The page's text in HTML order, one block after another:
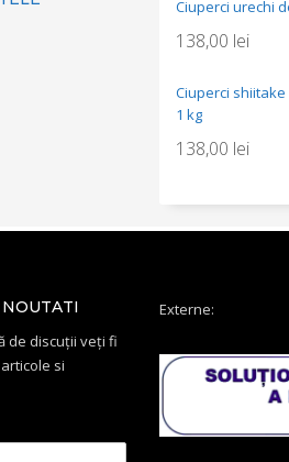
Ciuperci urechi
138,00 lei
Ciuperci
1 kg
138,00 lei
de discuții veți fi
si
Externe: